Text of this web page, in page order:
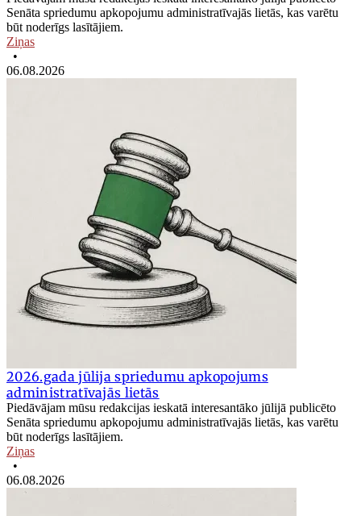
Senāta spriedumu apkopojumu administratīvajās lietās, kas varētu
būt noderīgs lasītājiem.
Ziņas
•
06.08.2026
2026.gada jūlija spriedumu apkopojums
administratīvajās lietās
Piedāvājam mūsu redakcijas ieskatā interesantāko jūlijā publicēto
Senāta spriedumu apkopojumu administratīvajās lietās, kas varētu
būt noderīgs lasītājiem.
Ziņas
•
06.08.2026